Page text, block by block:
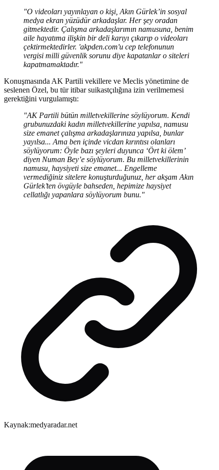
"O videoları yayınlayan o kişi, Akın Gürlek’in sosyal
medya ekran yüzüdür arkadaşlar. Her şey oradan
gitmektedir. Çalışma arkadaşlarımın namusuna, benim
aile hayatıma ilişkin bir deli karıyı çıkarıp o videoları
çektirmektedirler. 'akpden.com'u cep telefonunun
vergisi milli güvenlik sorunu diye kapatanlar o siteleri
kapatmamaktadır."
Konuşmasında AK Partili vekillere ve Meclis yönetimine de
seslenen Özel, bu tür itibar suikastçılığına izin verilmemesi
gerektiğini vurgulamıştı:
"AK Partili bütün milletvekillerine söylüyorum. Kendi
grubunuzdaki kadın milletvekillerine yapılsa, namusu
size emanet çalışma arkadaşlarınıza yapılsa, bunlar
yayılsa... Ama ben içinde vicdan kırıntısı olanları
söylüyorum: Öyle bazı şeyleri duyunca ‘Ört ki ölem’
diyen Numan Bey’e söylüyorum. Bu milletvekillerinin
namusu, haysiyeti size emanet... Engelleme
vermediğiniz sitelere konuşturduğunuz, her akşam Akın
Gürlek’ten övgüyle bahseden, hepimize haysiyet
cellatlığı yapanlara söylüyorum bunu."
Kaynak:medyaradar.net